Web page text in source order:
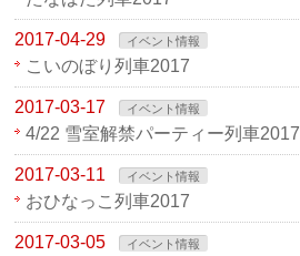
2017-04-29 イベント情報
こいのぼり列車2017
2017-03-17 イベント情報
4/22 雪室解禁パーティー列車2017
2017-03-11 イベント情報
おひなっこ列車2017
2017-03-05 イベント情報